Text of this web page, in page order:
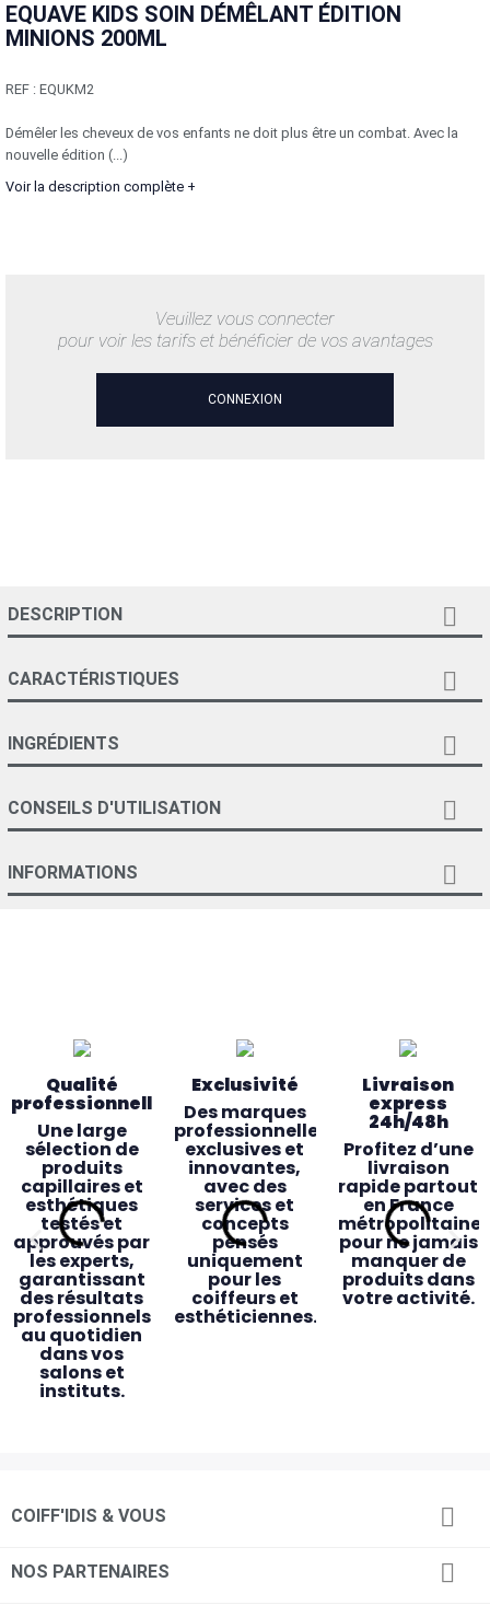
EQUAVE KIDS SOIN DÉMÊLANT ÉDITION
MINIONS 200ML
REF : EQUKM2
Démêler les cheveux de vos enfants ne doit plus être un combat. Avec la
nouvelle édition (...)
Voir la description complète +
Veuillez vous connecter
pour voir les tarifs et bénéficier de vos avantages
CONNEXION
DESCRIPTION 
CARACTÉRISTIQUES 
INGRÉDIENTS 
CONSEILS D'UTILISATION 
INFORMATIONS 
Qualité
professionnelle
Une large
sélection de
produits
capillaires et
esthétiques
testés et
approuvés par
les experts,
garantissant
des résultats
professionnels
au quotidien
dans vos
salons et
instituts.
Exclusivité
Des marques
professionnelles
exclusives et
innovantes,
avec des
services et
concepts
pensés
uniquement
pour les
coiffeurs et
esthéticiennes.
Livraison
express
24h/48h
Profitez d’une
livraison
rapide partout
en France
métropolitaine
pour ne jamais
manquer de
produits dans
votre activité.
Des magasins
pensés pour
24 magasins
Retrait
magasin
Commandez
en ligne avant
Accessibilité
& proximité
commerciaux
COIFF'IDIS & VOUS 
NOS PARTENAIRES 